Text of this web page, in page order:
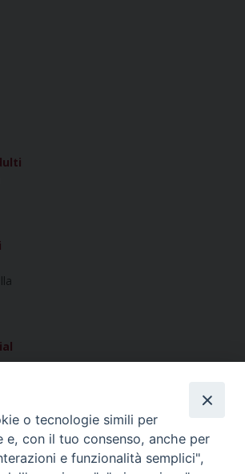
articolo?
o tecnologie simili per
e, con il tuo consenso, anche per
e funzionalità semplici",